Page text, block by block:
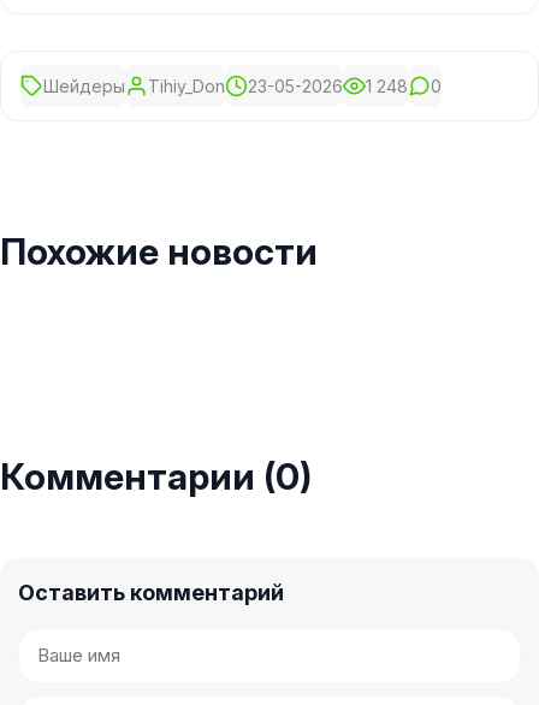
Шейдеры Tihiy_Don 23-05-2026 1 248 0
Похожие новости
Комментарии (0)
Оставить комментарий